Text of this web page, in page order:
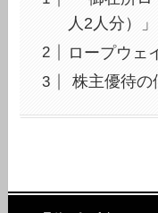
人2人分）」
ロープウェ
株主優待の